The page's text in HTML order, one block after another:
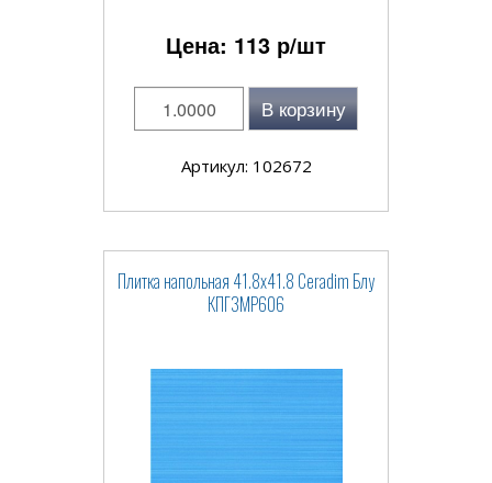
Цена: 113 р/шт
В корзину
Артикул: 102672
Плитка напольная 41.8x41.8 Ceradim Блу
КПГ3МР606